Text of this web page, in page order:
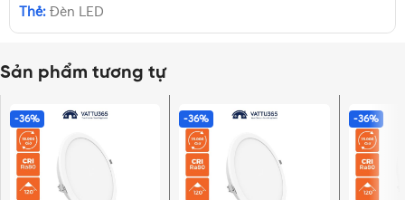
Thẻ: Đèn LED
Sản phẩm tương tự
-36% -36% -36%